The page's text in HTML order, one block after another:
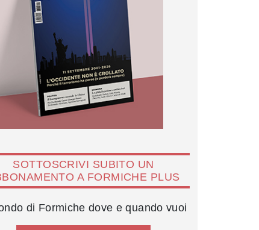
SOTTOSCRIVI SUBITO UN
A FORMICHE PLUS
di Formiche dove e quando vuoi